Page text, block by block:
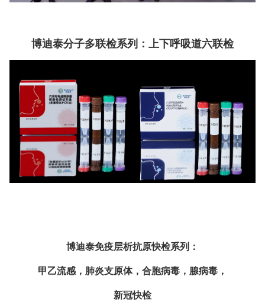
博迪泰分子多联检系列：上下呼吸道六联检
博迪泰免疫层析抗原快检系列：
甲乙流感，肺炎支原体，合胞病毒，腺病毒，
新冠快检